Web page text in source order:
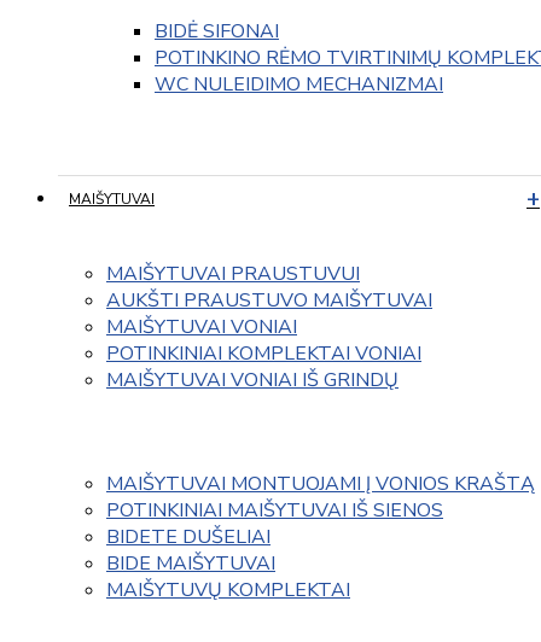
BIDĖ SIFONAI
POTINKINO RĖMO TVIRTINIMŲ
WC NULEIDIMO MECHANIZMAI
MAIŠYTUVAI
MAIŠYTUVAI PRAUSTUVUI
AUKŠTI PRAUSTUVO MAIŠYTUVAI
MAIŠYTUVAI VONIAI
POTINKINIAI KOMPLEKTAI VONIAI
MAIŠYTUVAI VONIAI IŠ GRINDŲ
MAIŠYTUVAI MONTUOJAMI Į VONIOS KRAŠTĄ
POTINKINIAI MAIŠYTUVAI IŠ SIENOS
BIDETE DUŠELIAI
BIDE MAIŠYTUVAI
MAIŠYTUVŲ KOMPLEKTAI